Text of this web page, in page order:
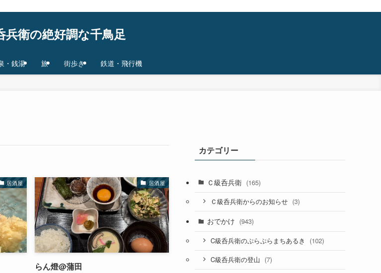
兵衛の絶好調な千鳥足
・銭湯 旅 街歩き 鉄道・飛行機
居酒屋 居酒屋
らん燈@蒲田
カテゴリー
Ｃ級呑兵衛 (165)
Ｃ級呑兵衛からのお知らせ (3)
おでかけ (943)
C級呑兵衛のぷらぷらまちあるき (102)
C級呑兵衛の登山 (7)